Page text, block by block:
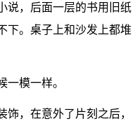
说，后面一层的书用旧纸
下。桌子上和沙发上都堆
模一样。
，在意外了片刻之后，